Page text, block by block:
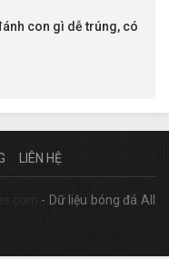
con gì dễ trúng, có
LIÊN HỆ
- Dữ liệu bóng đá All